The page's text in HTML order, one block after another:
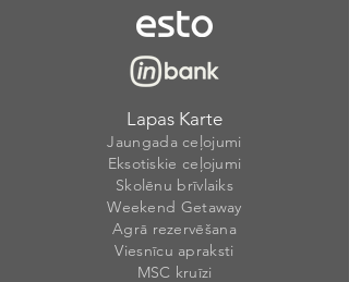
Lapas Karte
Jaungada ceļojumi
Eksotiskie ceļojumi
Skolēnu brīvlaiks
Weekend Getaway
Agrā rezervēšana
Viesnīcu apraksti
MSC kruīzi